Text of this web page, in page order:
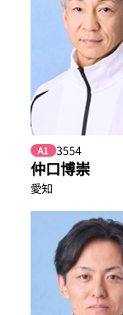
A1 3554
仲口博崇
愛知